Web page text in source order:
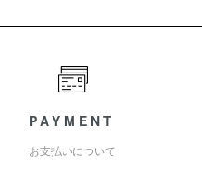
PAYMENT
お支払いについて